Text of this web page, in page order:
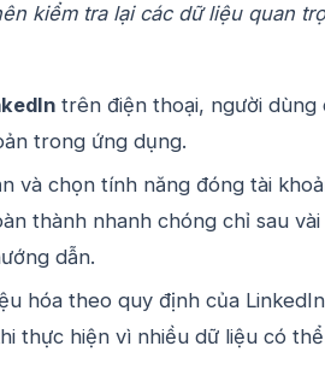
kiểm tra lại các dữ liệu quan
trên điện thoại, người dùng
trong ứng dụng.
và chọn tính năng đóng tài
thành nhanh chóng chỉ sau vài
dẫn.
hóa theo quy định của
thực hiện vì nhiều dữ liệu có thể